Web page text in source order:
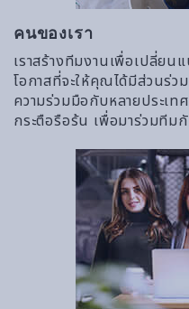
คนของเรา
เราสร้างทีมงานเพื่อเปลี่ยน
โอกาสที่จะให้คุณได้มีส่วนร่ว
ความร่วมมือกับหลายประเท
กระตือรือร้น เพื่อมาร่วมทีมกั